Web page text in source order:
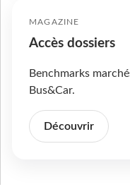
MAGAZINE
Accès dossiers
Benchmarks
Bus&Car.
Découvrir